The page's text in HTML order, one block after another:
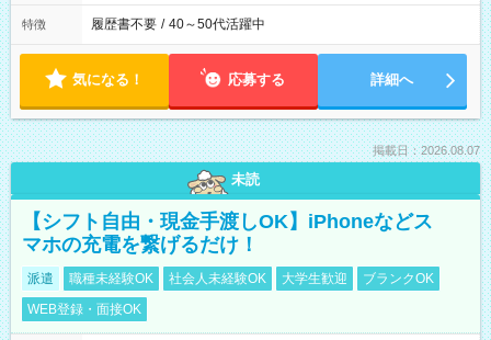
特徴 履歴書不要 / 40～50代活躍中
気になる！ 応募する 詳細へ
掲載日：2026.08.07
未読
【シフト自由・現金手渡しOK】iPhoneなどス
マホの充電を繋げるだけ！
派遣 職種未経験OK 社会人未経験OK 大学生歓迎
ブランクOK
WEB登録・面接OK